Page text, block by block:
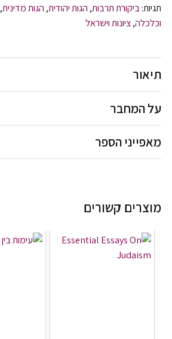
תגיות:ביקורת תרבות, הגות יהודית, הגות מדינית,
וכלכלה,ציונות וישראל
תיאור
על המחבר
מאפייני הספר
מוצרים קשורים